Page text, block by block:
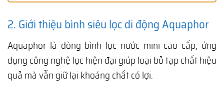
2. Giới thiệu bình siêu lọc di động Aquaphor
Aquaphor là dòng bình lọc nước mini cao cấp, ứng
dụng công nghệ lọc hiện đại giúp loại bỏ tạp chất hiệu
quả mà vẫn giữ lại khoáng chất có lợi.